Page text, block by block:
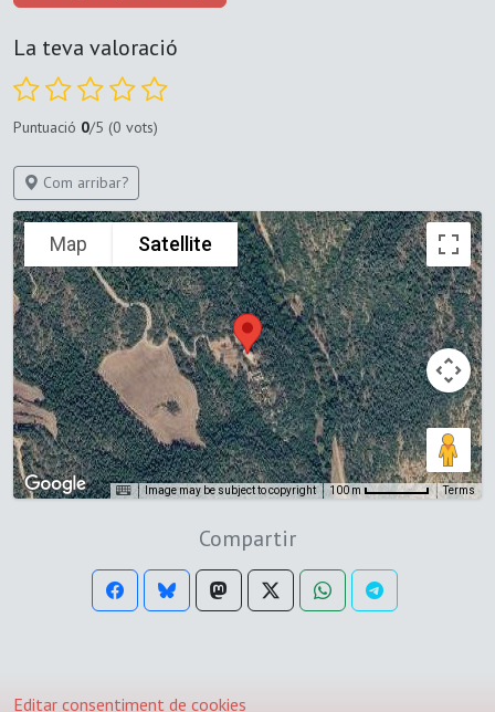
La teva valoració
Puntuació 0/5 (0 vots)
Com arribar?
Map Satellite
Image may be subject to copyright 100 m Terms
Compartir
Editar consentiment de cookies